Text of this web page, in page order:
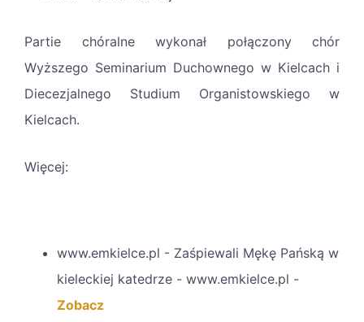
Partie chóralne wykonał połączony chór
Wyższego Seminarium Duchownego w Kielcach i
Diecezjalnego Studium Organistowskiego w
Kielcach.
Więcej:
www.emkielce.pl - Zaśpiewali Mękę Pańską w
kieleckiej katedrze - www.emkielce.pl -
Zobacz